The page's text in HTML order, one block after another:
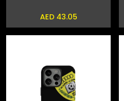
AED 43.05